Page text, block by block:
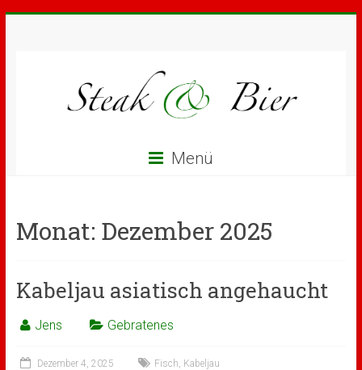
Menü
Monat: Dezember 2025
Kabeljau asiatisch angehaucht
Jens Gebratenes
Dezember 4, 2025 Fisch Kabeljau